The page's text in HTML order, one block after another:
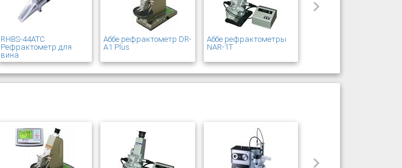
RHBS-44ATC
Рефрактометр для
вина
Аббе рефрактометр DR-
A1 Plus
Аббе рефрактометры
NAR-1T